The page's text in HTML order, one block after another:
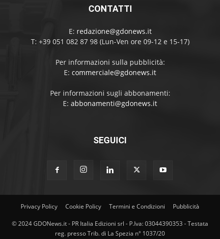
CONTATTI
E: redazione@gdonews.it
T: +39 051 082 87 98 (Lun-Ven ore 09-12 e 15-17)
Per informazioni sulla pubblicità:
E: commerciale@gdonews.it
Per informazioni sugli abbonamenti:
E: abbonamenti@gdonews.it
SEGUICI
Privacy Policy Cookie Policy Termini e Condizioni Pubblicità
© 2024 GDONews.it - PR Italia Edizioni srl - P.Iva: 03044390353 - Testata
reg. presso Trib. di La Spezia n° 1037/20